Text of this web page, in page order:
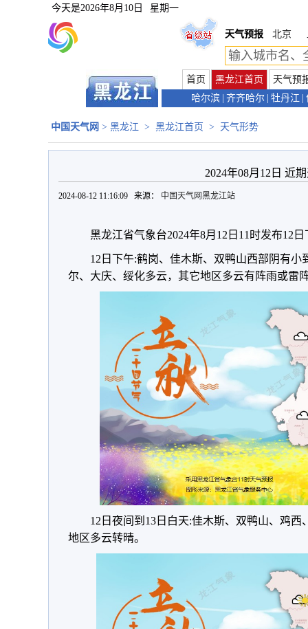
今天是2026年8月10日 星期一
天气预报 北京
首页 黑龙江首页
天气预
哈尔滨 齐齐哈尔 牡丹江
中国天气网 > 黑龙江 > 黑龙江首页 > 天气形势
2024年08月12日 近
2024-08-12 11:16:09 来源： 中国天气网黑龙江站
黑龙江省气象台2024年8月12日11时发布12
12日下午:鹤岗、佳木斯、双鸭山西部阴有
尔、大庆、绥化多云，其它地区多云有阵雨或雷
12日夜间到13日白天:佳木斯、双鸭山、鸡
地区多云转晴。